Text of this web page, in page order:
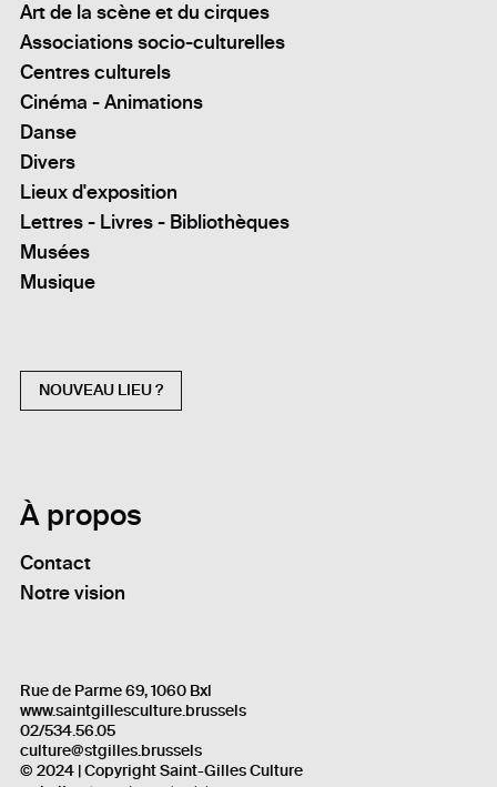
Art de la scène et du cirques
Associations socio-culturelles
Centres culturels
Cinéma - Animations
Danse
Divers
Lieux d'exposition
Lettres - Livres - Bibliothèques
Musées
Musique
NOUVEAU LIEU ?
À propos
Contact
Notre vision
Rue de Parme 69, 1060 Bxl
www.saintgillesculture.brussels
02/534.56.05
culture@stgilles.brussels
© 2024 | Copyright Saint-Gilles Culture